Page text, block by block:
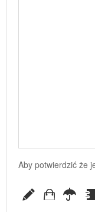
Aby potwierdzić że